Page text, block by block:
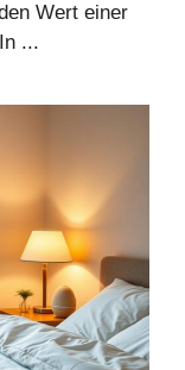
Wert einer
...